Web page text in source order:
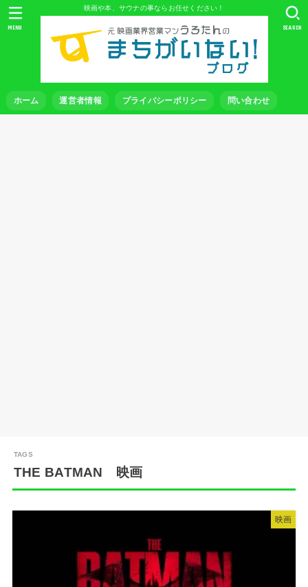
映画や本、サウナの事ならお任せください！
ホーム 運営者情報 プライバシーポリシー 問い合わせ
SEARCH
MENU
THE BATMAN 映画
映画